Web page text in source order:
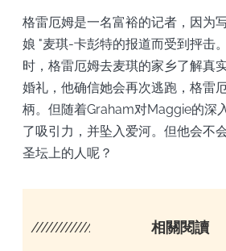
格雷厄姆是一名富裕的记者，因为
娘 "麦琪-卡彭特的报道而受到抨击
时，格雷厄姆去麦琪的家乡了解真
婚礼，他确信她会再次逃跑，格雷
柄。但随着Graham对Maggie的深
了吸引力，并坠入爱河。但他会不
圣坛上的人呢？
//////////////////// 相關閱讀